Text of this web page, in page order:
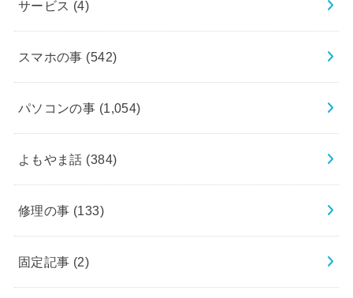
サービス (4)
スマホの事 (542)
パソコンの事 (1,054)
よもやま話 (384)
修理の事 (133)
固定記事 (2)